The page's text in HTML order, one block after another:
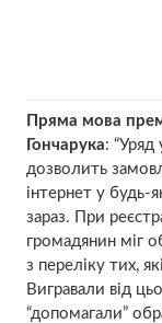
Пряма мова
Гончарука: “Уряд
дозволить
інтернет у будь-
зараз. При
громадянин міг
з переліку тих,
Вигравали від
“допомагали”